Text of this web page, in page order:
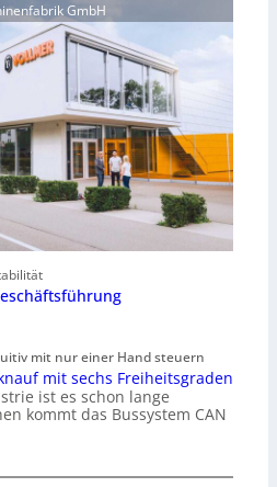
GmbH
mit nur einer Hand steuern
mit sechs Freiheitsgraden
ist es schon lange
kommt das Bussystem CAN